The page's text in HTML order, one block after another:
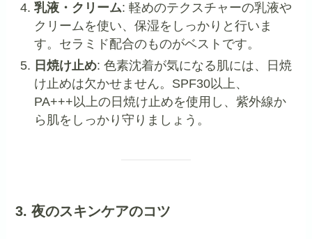
乳液・クリーム: 軽めのテクスチャーの乳液や
クリームを使い、保湿をしっかりと行いま
す。セラミド配合のものがベストです。
日焼け止め: 色素沈着が気になる肌には、日焼
け止めは欠かせません。SPF30以上、
PA+++以上の日焼け止めを使用し、紫外線か
ら肌をしっかり守りましょう。
3. 夜のスキンケアのコツ